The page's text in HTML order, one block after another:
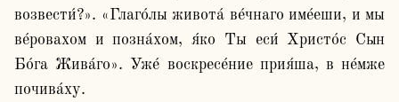
возвести́?». «Глаго́лы живота́ ве́чнаго име́еши, и мы
ве́ровахом и позна́хом, я́ко Ты еси́ Христо́с Сын
Бо́га Жива́го». Уже́ воскресе́ние прия́ша, в не́мже
почива́ху.